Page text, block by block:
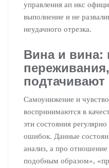
управления ап икс
выполнение и не
неудачного отрезка.
Вина и вина:
подтачивают
Самоунижение и
воспринимаются в
эти состояния
ошибок. Данные
анализ, а про
подобным образом»,